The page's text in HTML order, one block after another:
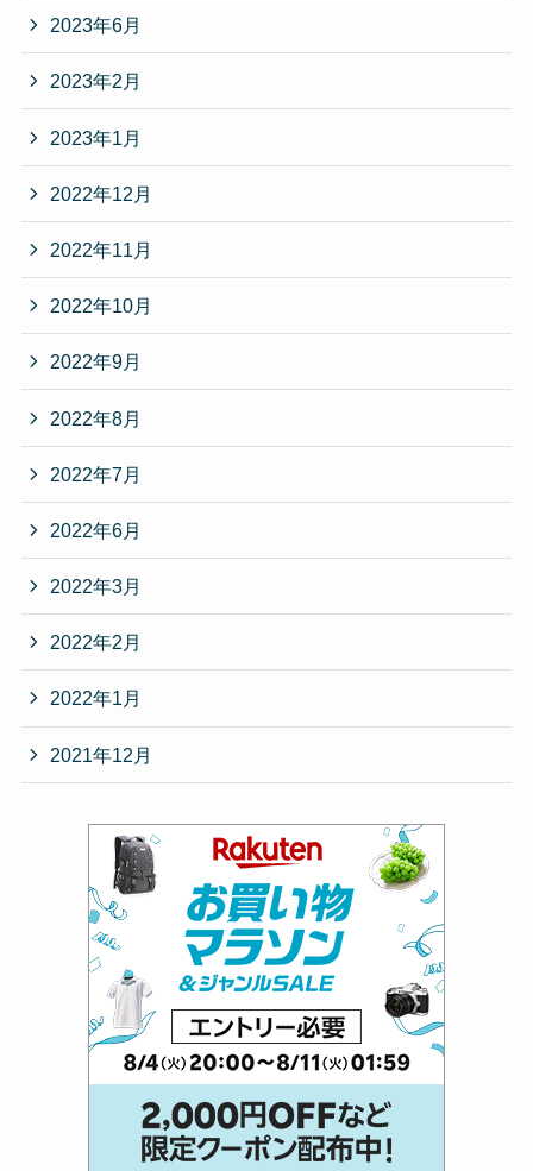
2023年6月
2023年2月
2023年1月
2022年12月
2022年11月
2022年10月
2022年9月
2022年8月
2022年7月
2022年6月
2022年3月
2022年2月
2022年1月
2021年12月